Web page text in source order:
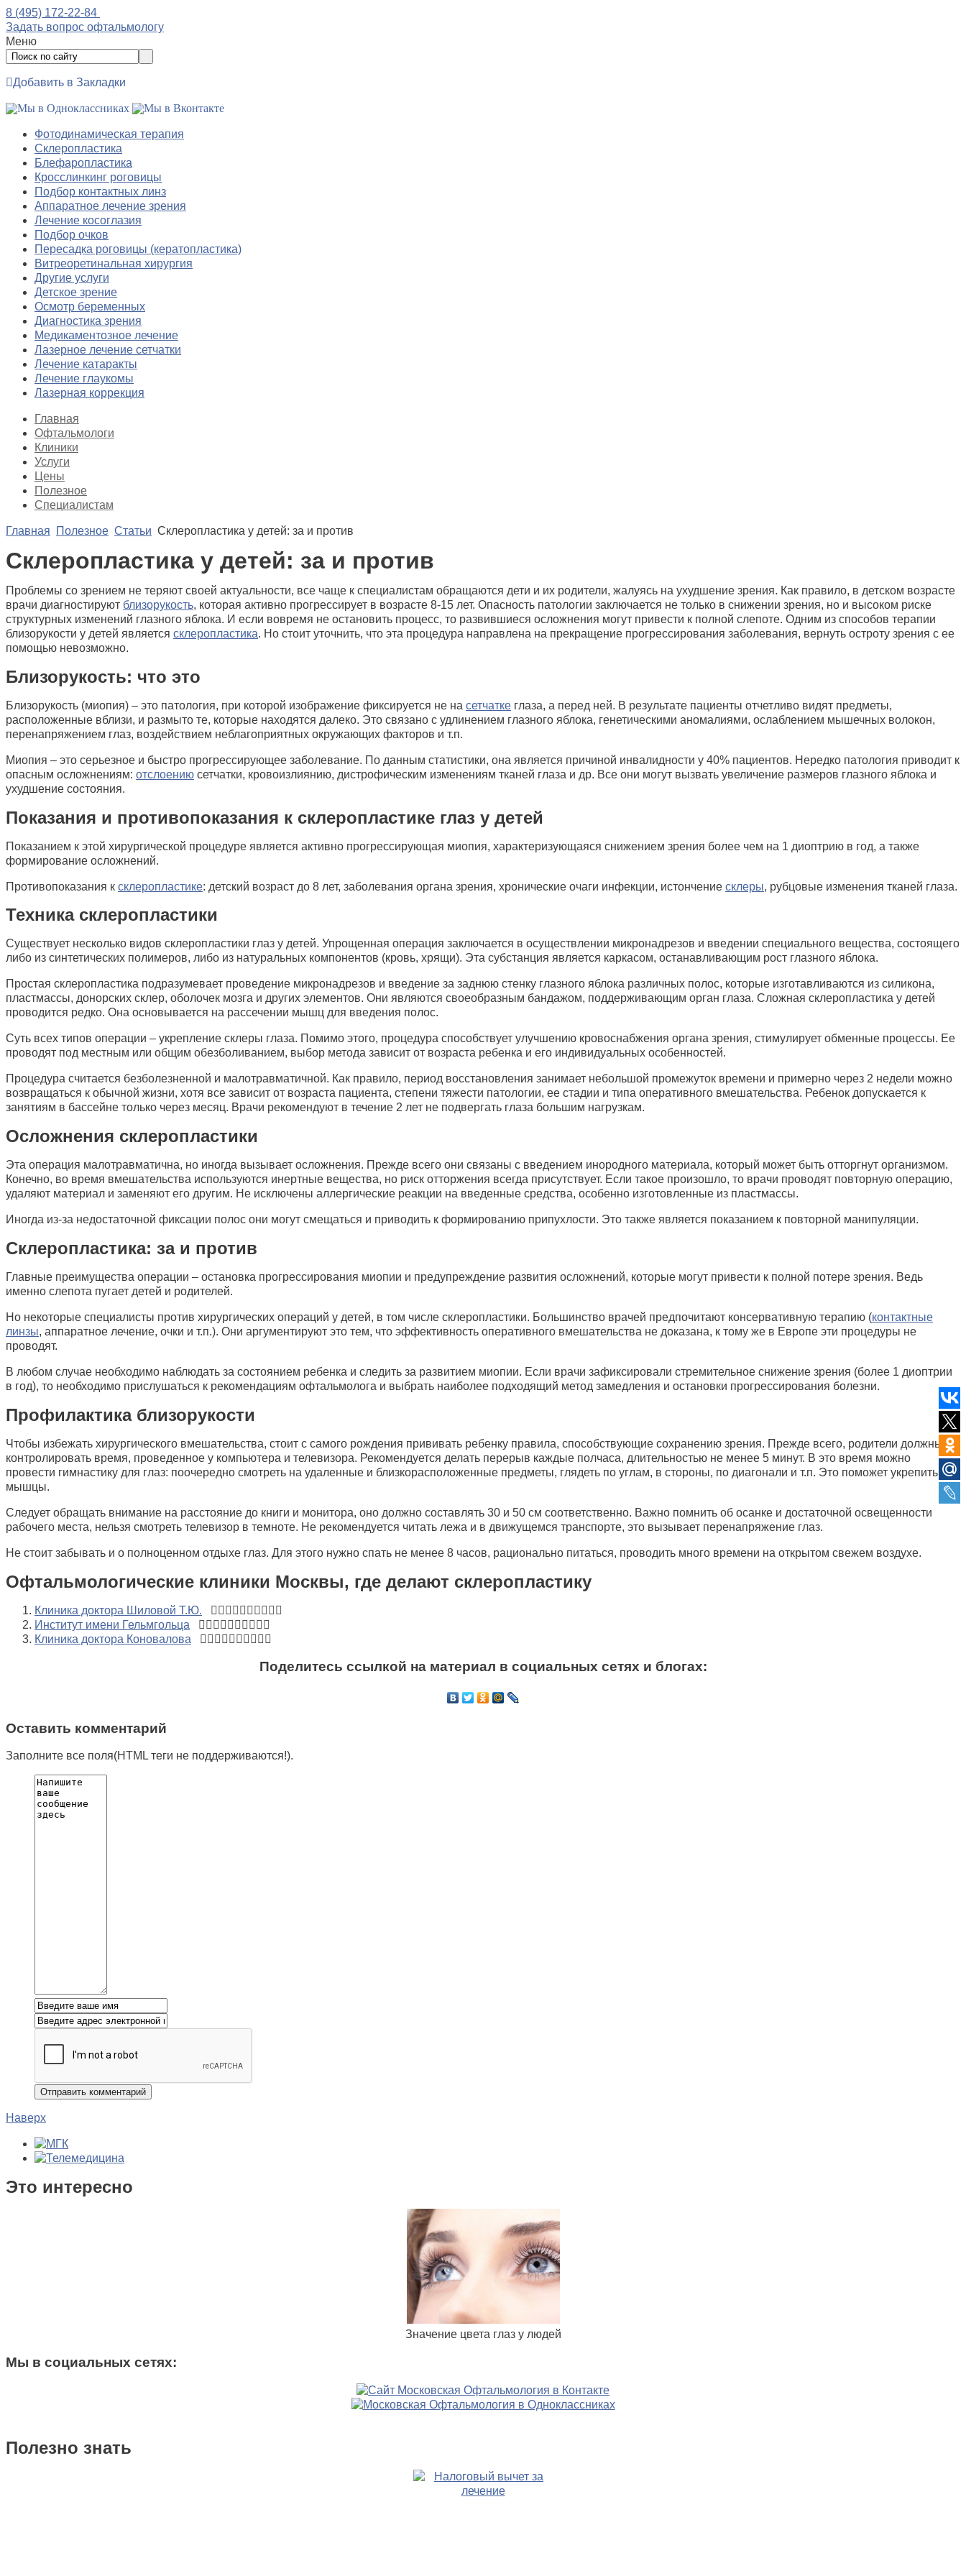
8 (495) 172-22-84
Задать вопрос офтальмологу
Меню
Добавить в Закладки
Фотодинамическая терапия
Склеропластика
Блефаропластика
Кросслинкинг роговицы
Подбор контактных линз
Аппаратное лечение зрения
Лечение косоглазия
Подбор очков
Пересадка роговицы (кератопластика)
Витреоретинальная хирургия
Другие услуги
Детское зрение
Осмотр беременных
Диагностика зрения
Медикаментозное лечение
Лазерное лечение сетчатки
Лечение катаракты
Лечение глаукомы
Лазерная коррекция
Главная
Офтальмологи
Клиники
Услуги
Цены
Полезное
Специалистам
Главная Полезное Статьи Склеропластика у детей: за и против
Склеропластика у детей: за и против
Проблемы со зрением не теряют своей актуальности, все чаще к специалистам обращаются дети и их родители, жалуясь на ухудшение зрения. Как правило, в детском возрасте
врачи диагностируют близорукость, которая активно прогрессирует в возрасте 8-15 лет. Опасность патологии заключается не только в снижении зрения, но и высоком риске
структурных изменений глазного яблока. И если вовремя не остановить процесс, то развившиеся осложнения могут привести к полной слепоте. Одним из способов терапии
близорукости у детей является склеропластика. Но стоит уточнить, что эта процедура направлена на прекращение прогрессирования заболевания, вернуть остроту зрения с ее
помощью невозможно.
Близорукость: что это
Близорукость (миопия) – это патология, при которой изображение фиксируется не на сетчатке глаза, а перед ней. В результате пациенты отчетливо видят предметы,
расположенные вблизи, и размыто те, которые находятся далеко. Это связано с удлинением глазного яблока, генетическими аномалиями, ослаблением мышечных волокон,
перенапряжением глаз, воздействием неблагоприятных окружающих факторов и т.п.
Миопия – это серьезное и быстро прогрессирующее заболевание. По данным статистики, она является причиной инвалидности у 40% пациентов. Нередко патология приводит к
опасным осложнениям: отслоению сетчатки, кровоизлиянию, дистрофическим изменениям тканей глаза и др. Все они могут вызвать увеличение размеров глазного яблока и
ухудшение состояния.
Показания и противопоказания к склеропластике глаз у детей
Показанием к этой хирургической процедуре является активно прогрессирующая миопия, характеризующаяся снижением зрения более чем на 1 диоптрию в год, а также
формирование осложнений.
Противопоказания к склеропластике: детский возраст до 8 лет, заболевания органа зрения, хронические очаги инфекции, истончение склеры, рубцовые изменения тканей глаза.
Техника склеропластики
Существует несколько видов склеропластики глаз у детей. Упрощенная операция заключается в осуществлении микронадрезов и введении специального вещества, состоящего
либо из синтетических полимеров, либо из натуральных компонентов (кровь, хрящи). Эта субстанция является каркасом, останавливающим рост глазного яблока.
Простая склеропластика подразумевает проведение микронадрезов и введение за заднюю стенку глазного яблока различных полос, которые изготавливаются из силикона,
пластмассы, донорских склер, оболочек мозга и других элементов. Они являются своеобразным бандажом, поддерживающим орган глаза. Сложная склеропластика у детей
проводится редко. Она основывается на рассечении мышц для введения полос.
Суть всех типов операции – укрепление склеры глаза. Помимо этого, процедура способствует улучшению кровоснабжения органа зрения, стимулирует обменные процессы. Ее
проводят под местным или общим обезболиванием, выбор метода зависит от возраста ребенка и его индивидуальных особенностей.
Процедура считается безболезненной и малотравматичной. Как правило, период восстановления занимает небольшой промежуток времени и примерно через 2 недели можно
возвращаться к обычной жизни, хотя все зависит от возраста пациента, степени тяжести патологии, ее стадии и типа оперативного вмешательства. Ребенок допускается к
занятиям в бассейне только через месяц. Врачи рекомендуют в течение 2 лет не подвергать глаза большим нагрузкам.
Осложнения склеропластики
Эта операция малотравматична, но иногда вызывает осложнения. Прежде всего они связаны с введением инородного материала, который может быть отторгнут организмом.
Конечно, во время вмешательства используются инертные вещества, но риск отторжения всегда присутствует. Если такое произошло, то врачи проводят повторную операцию,
удаляют материал и заменяют его другим. Не исключены аллергические реакции на введенные средства, особенно изготовленные из пластмассы.
Иногда из-за недостаточной фиксации полос они могут смещаться и приводить к формированию припухлости. Это также является показанием к повторной манипуляции.
Склеропластика: за и против
Главные преимущества операции – остановка прогрессирования миопии и предупреждение развития осложнений, которые могут привести к полной потере зрения. Ведь
именно слепота пугает детей и родителей.
Но некоторые специалисты против хирургических операций у детей, в том числе склеропластики. Большинство врачей предпочитают консервативную терапию (контактные
линзы, аппаратное лечение, очки и т.п.). Они аргументируют это тем, что эффективность оперативного вмешательства не доказана, к тому же в Европе эти процедуры не
проводят.
В любом случае необходимо наблюдать за состоянием ребенка и следить за развитием миопии. Если врачи зафиксировали стремительное снижение зрения (более 1 диоптрии
в год), то необходимо прислушаться к рекомендациям офтальмолога и выбрать наиболее подходящий метод замедления и остановки прогрессирования болезни.
Профилактика близорукости
Чтобы избежать хирургического вмешательства, стоит с самого рождения прививать ребенку правила, способствующие сохранению зрения. Прежде всего, родители должны
контролировать время, проведенное у компьютера и телевизора. Рекомендуется делать перерыв каждые полчаса, длительностью не менее 5 минут. В это время можно
провести гимнастику для глаз: поочередно смотреть на удаленные и близкорасположенные предметы, глядеть по углам, в стороны, по диагонали и т.п. Это поможет укрепить
мышцы.
Следует обращать внимание на расстояние до книги и монитора, оно должно составлять 30 и 50 см соответственно. Важно помнить об осанке и достаточной освещенности
рабочего места, нельзя смотреть телевизор в темноте. Не рекомендуется читать лежа и в движущемся транспорте, это вызывает перенапряжение глаз.
Не стоит забывать и о полноценном отдыхе глаз. Для этого нужно спать не менее 8 часов, рационально питаться, проводить много времени на открытом свежем воздухе.
Офтальмологические клиники Москвы, где делают склеропластику
Клиника доктора Шиловой Т.Ю.
Институт имени Гельмгольца
Клиника доктора Коновалова
Поделитесь ссылкой на материал в социальных сетях и блогах:
Оставить комментарий
Заполните все поля(HTML теги не поддерживаются!).
Наверх
Это интересно
Значение цвета глаз у людей
Мы в социальных сетях:
Полезно знать